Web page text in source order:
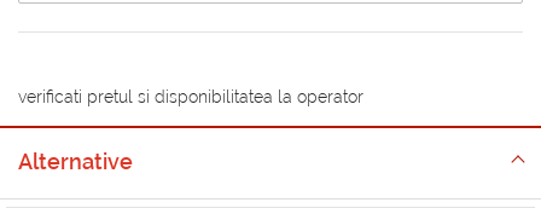
verificati pretul si disponibilitatea la operator
Alternative